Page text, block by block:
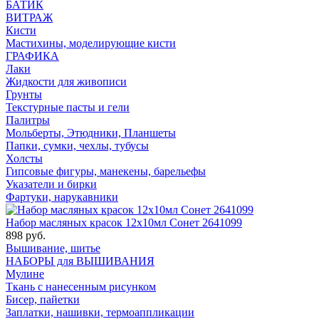
БАТИК
ВИТРАЖ
Кисти
Мастихины, моделирующие кисти
ГРАФИКА
Лаки
Жидкости для живописи
Грунты
Текстурные пасты и гели
Палитры
Мольберты, Этюдники, Планшеты
Папки, сумки, чехлы, тубусы
Холсты
Гипсовые фигуры, манекены, барельефы
Указатели и бирки
Фартуки, нарукавники
Набор масляных красок 12х10мл Сонет 2641099
898 руб.
Вышивание, шитье
НАБОРЫ для ВЫШИВАНИЯ
Мулине
Ткань с нанесенным рисунком
Бисер, пайетки
Заплатки, нашивки, термоаппликации